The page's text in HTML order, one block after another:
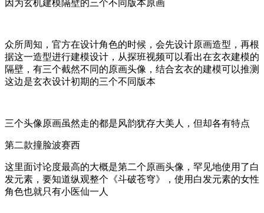
因为玄机建模隔壁的三个不同版本原画
众所周知，官方在设计角色的时候，会先设计原画造型，再根
据这一造型进行建模设计，从探班视频可以看出在玄衣建模的
隔壁，有三个截然不同的原画头像，结合玄衣的建模可以推测
这边是玄衣设计初期的三个不同版本
三个头像原画虽然走的都是风韵犹存大美人，但却各有特点
第二款撞脸波赛西
这里面讨论度最高的大概是第二个原画头像，罕见地使用了白
发元素，要知道纵观整个《斗破苍穹》，使用白发元素的女性
角色也就只有小医仙一人